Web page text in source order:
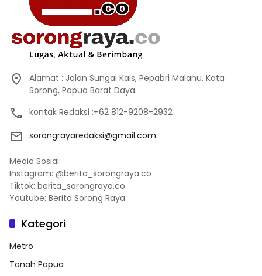
Alamat : Jalan Sungai Kais, Pepabri Malanu, Kota
Sorong, Papua Barat Daya.
kontak Redaksi :+62 812-9208-2932
sorongrayaredaksi@gmail.com
Media Sosial:
Instagram: @berita_sorongraya.co
Tiktok: berita_sorongraya.co
Youtube: Berita Sorong Raya
Kategori
Metro
Tanah Papua